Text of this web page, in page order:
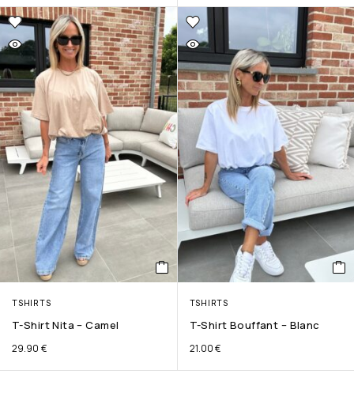
TSHIRTS
T-Shirt Nita – Camel
29.90 €
TSHIRTS
T-Shirt Bouffant – Blanc
21.00€